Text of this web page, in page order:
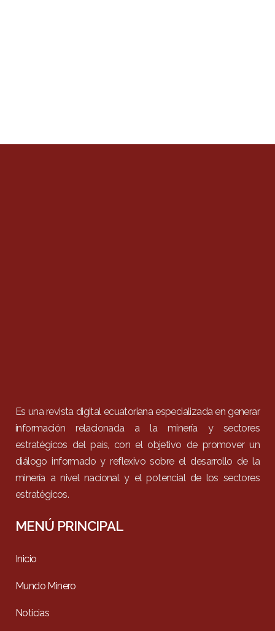
Es una revista digital ecuatoriana especializada en generar
información relacionada a la minería y sectores
estratégicos del país, con el objetivo de promover un
diálogo informado y reflexivo sobre el desarrollo de la
minería a nivel nacional y el potencial de los sectores
estratégicos.
MENÚ PRINCIPAL
Inicio
Mundo Minero
Noticias